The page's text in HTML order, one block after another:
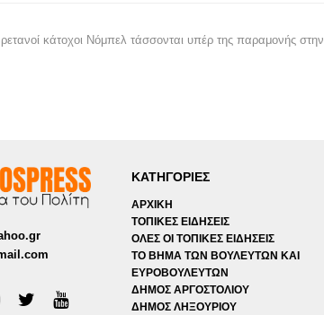
κάτοχοι Νόμπελ τάσσονται υπέρ της παραμονής στην
ΚΑΤΗΓΟΡΙΕΣ
ΑΡΧΙΚΗ
ΤΟΠΙΚΕΣ ΕΙΔΗΣΕΙΣ
ΟΛΕΣ ΟΙ ΤΟΠΙΚΕΣ ΕΙΔΗΣΕΙΣ
ΤΟ ΒΗΜΑ ΤΩΝ ΒΟΥΛΕΥΤΩΝ ΚΑΙ
ΕΥΡΟΒΟΥΛΕΥΤΩΝ
ΔΗΜΟΣ ΑΡΓΟΣΤΟΛΙΟΥ
ΔΗΜΟΣ ΛΗΞΟΥΡΙΟΥ